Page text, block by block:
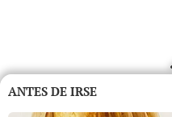
ANTES DE IRSE